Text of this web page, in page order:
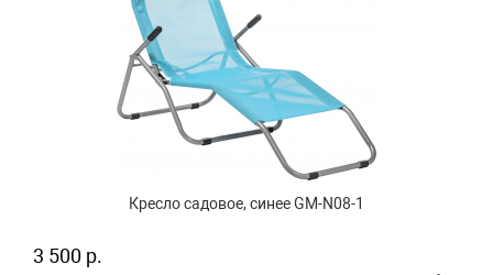
Кресло садовое, синее GM-N08-1
3 500 р.